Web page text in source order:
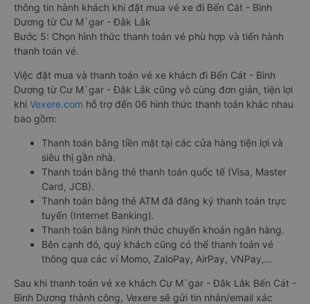
thông tin hành khách khi đặt mua vé xe đi Bến Cát - Bình
Dương từ Cư M`gar - Đắk Lắk
Bước 5: Chọn hình thức thanh toán vé phù hợp và tiến hành
thanh toán vé.
Việc đặt mua và thanh toán vé xe khách đi Bến Cát - Bình
Dương từ Cư M`gar - Đắk Lắk cũng vô cùng đơn giản, tiện lợi
khi Vexere.com hỗ trợ đến 06 hình thức thanh toán khác nhau
bao gồm:
Thanh toán bằng tiền mặt tại các cửa hàng tiện lợi và
siêu thị gần nhà.
Thanh toán bằng thẻ thanh toán quốc tế (Visa, Master
Card, JCB).
Thanh toán bằng thẻ ATM đã đăng ký thanh toán trực
tuyến (Internet Banking).
Thanh toán bằng hình thức chuyển khoản ngân hàng.
Bên cạnh đó, quý khách cũng có thể thanh toán vé
thông qua các ví Momo, ZaloPay, AirPay, VNPay,…
Sau khi thanh toán vé xe khách Cư M`gar - Đắk Lắk Bến Cát -
Bình Dương thành công, Vexere sẽ gửi tin nhắn/email xác